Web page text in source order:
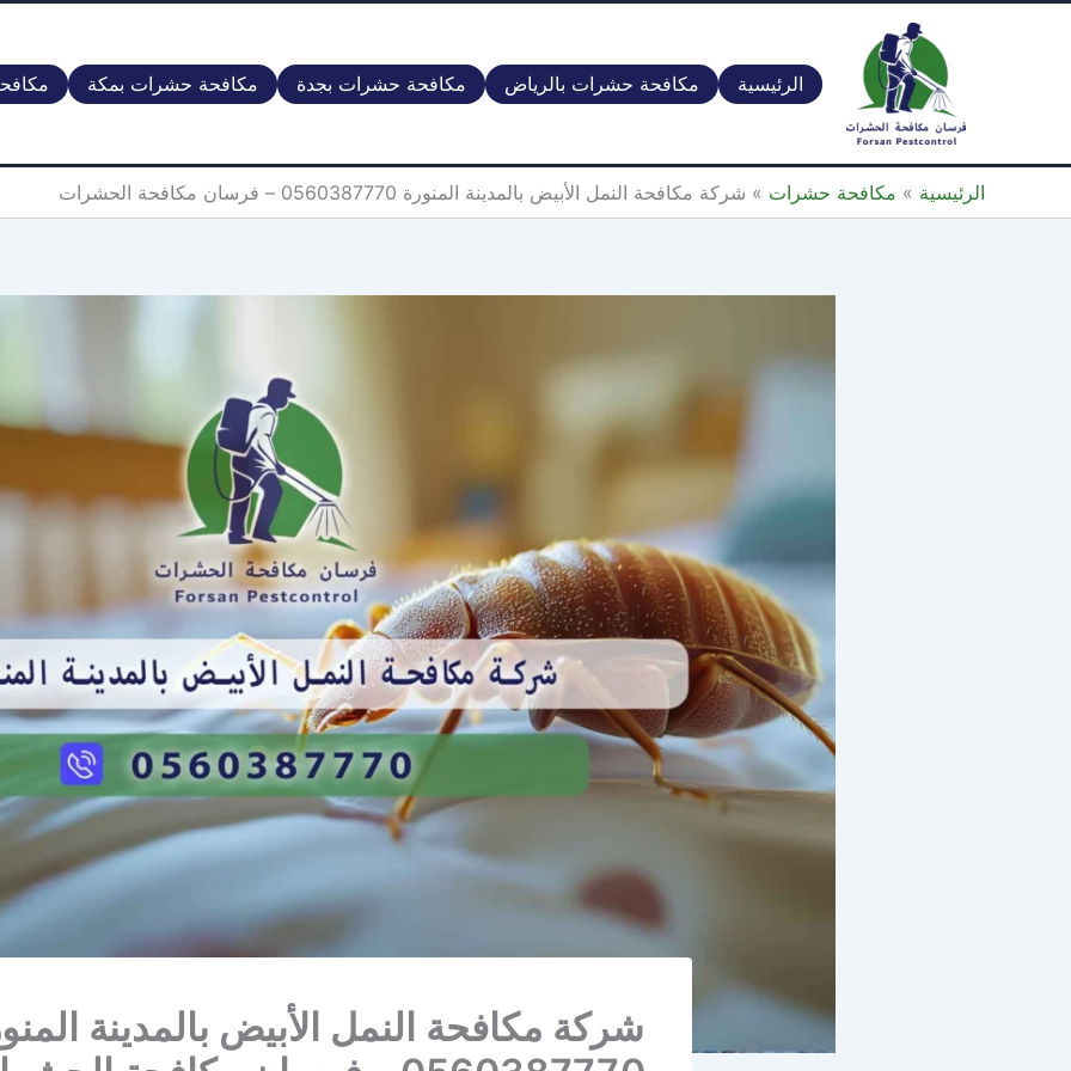
الرئيسية مكافحة حشرات بالرياض مكافحة حشرات بجدة مكافحة حشرات بمكة
الرئيسية » مكافحة حشرات » شركة مكافحة النمل الأبيض بالمدينة المنورة 0560387770 – فرسان مكافحة الحشرات
شركة مكافحة النمل الأبيض بالمدينة